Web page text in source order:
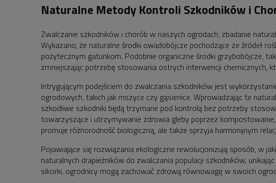
Naturalne Metody Kontroli Szkodników i
Zwalczanie szkodników i chorób w naszych ogrodach, zbadanie
Wykazano, że naturalne środki owadobójcze pochodzące ze źródeł
pożytecznym gatunkom. Podobnie organiczne środki grzybobójcze,
zmniejszając potrzebę stosowania ostrych interwencji chemicznych,
Intrygującym podejściem do zwalczania szkodników jest
ogrodowych, takich jak mszyce czy gąsienice. Wprowadzając te
szkodliwe szkodniki będą trzymane pod kontrolą bez potrzeby
towarzyszące i utrzymywanie zdrowia gleby poprzez
promuje różnorodność biologiczną, ale także sprzyja harmonijnym
Pojawiające się rozwiązania ekologiczne rewolucjonizują sposób, w
naturalnych drapieżników do zwalczania populacji szkodników,
sikorki, ogrodnicy mogą zachować zdrową równowagę w swoich